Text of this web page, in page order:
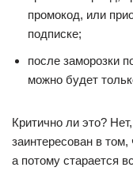
промокод, или
подписке;
после заморозки
можно будет
Критично ли это?
заинтересован в
а потому старается